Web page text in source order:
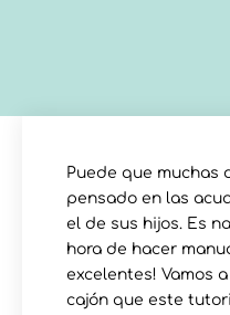
Puede que muchas
pensado en las
el de sus hijos. Es
hora de hacer
excelentes! Vamos
cajón que este